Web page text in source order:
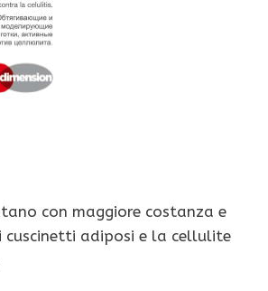
con maggiore costanza e
adiposi e la cellulite